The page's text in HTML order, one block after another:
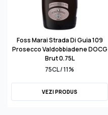
Foss Marai Strada Di Guia 109
Prosecco Valdobbiadene DOCG
Brut 0.75L
75CL / 11%
VEZI PRODUS